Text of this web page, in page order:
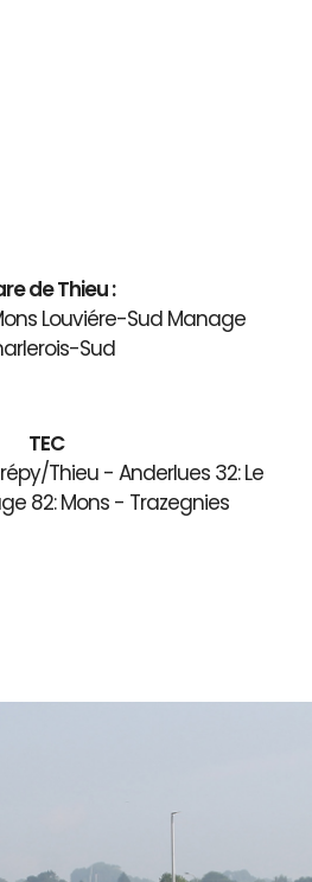
de Thieu :
Louviére-Sud Manage
Sud
TEC
Thieu - Anderlues 32: Le
82: Mons - Trazegnies